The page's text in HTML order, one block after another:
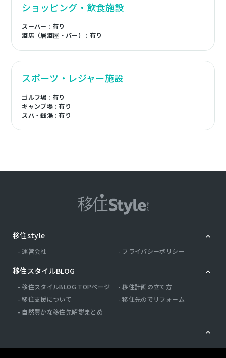
ショッピング・飲食施設
スーパー : 有り
酒店（居酒屋・バー） : 有り
スポーツ・レジャー施設
ゴルフ場 : 有り
キャンプ場 : 有り
スパ・銭湯 : 有り
移住style
運営会社 プライバシーポリシー
移住スタイルBLOG
移住スタイルBLOG TOPページ
移住計画の立て方
移住支援について
移住先のでリフォーム
自然豊かな移住先解説まとめ